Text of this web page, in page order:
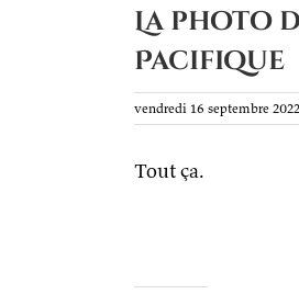
La photo
Pacifique
vendredi 16 septembre 2022
Tout ça.